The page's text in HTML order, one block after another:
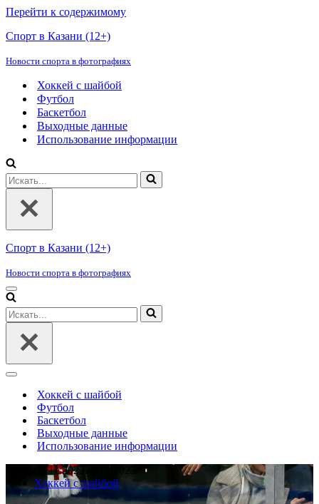
Перейти к содержимому
Спорт в Казани (12+)
Новости спорта в фотографиях
Хоккей с шайбой
Футбол
Баскетбол
Выходные данные
Использование информации
Искать...
Спорт в Казани (12+)
Новости спорта в фотографиях
Меню
навигации
Искать...
Меню
навигацииХоккей с шайбой
Футбол
Баскетбол
Выходные данные
Использование информации
09.11.2023
Хоккей с шайбой